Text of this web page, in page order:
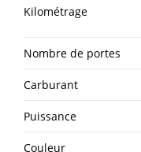
Kilométrage
Nombre de portes
Carburant
Puissance
Couleur